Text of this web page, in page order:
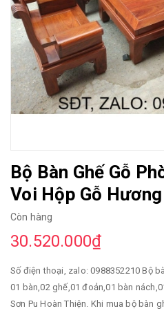
Bộ Bàn Ghế Gỗ
Voi Hộp Gỗ
Còn hàng
30.520.000₫
Số điện thoại, zalo: 0988352210 Bộ bàn ghế phòng khách gồm 6 món:
01 bàn,02 ghế,01 đoản,01 bàn
Sơn Pu Hoàn Thiện. Khi mua bộ bàn